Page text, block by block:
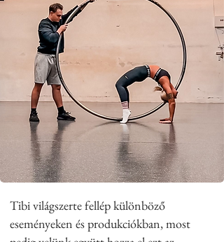
​Tibi világszerte fellép különböző
eseményeken és produkciókban, most